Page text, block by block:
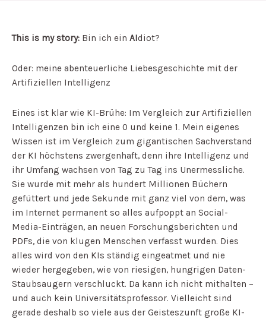
This is my story: Bin ich ein AIdiot?
Oder: meine abenteuerliche Liebesgeschichte mit der
Artifiziellen Intelligenz
Eines ist klar wie KI-Brühe: Im Vergleich zur Artifiziellen
Intelligenzen bin ich eine 0 und keine 1. Mein eigenes
Wissen ist im Vergleich zum gigantischen Sachverstand
der KI höchstens zwergenhaft, denn ihre Intelligenz und
ihr Umfang wachsen von Tag zu Tag ins Unermessliche.
Sie wurde mit mehr als hundert Millionen Büchern
gefüttert und jede Sekunde mit ganz viel von dem, was
im Internet permanent so alles aufpoppt an Social-
Media-Einträgen, an neuen Forschungsberichten und
PDFs, die von klugen Menschen verfasst wurden. Dies
alles wird von den KIs ständig eingeatmet und nie
wieder hergegeben, wie von riesigen, hungrigen Daten-
Staubsaugern verschluckt. Da kann ich nicht mithalten –
und auch kein Universitätsprofessor. Vielleicht sind
gerade deshalb so viele aus der Geisteszunft große KI-